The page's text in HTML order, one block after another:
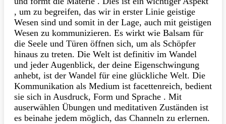
, um zu begreifen, das wir in erster Linie geistige
Wesen sind und somit in der Lage, auch mit geistigen
Wesen zu kommunizieren. Es wirkt wie Balsam für
die Seele und Türen öffnen sich, um als Schöpfer
hinaus zu treten. Die Welt ist definitiv im Wandel
und jeder Augenblick, der deine Eigenschwingung
anhebt, ist der Wandel für eine glückliche Welt. Die
Kommunikation als Medium ist facettenreich, bedient
sie sich in Ausdruck, Form und Sprache . Mit
auserwählen Übungen und meditativen Zuständen ist
es beinahe jedem möglich, das Channeln zu erlernen.